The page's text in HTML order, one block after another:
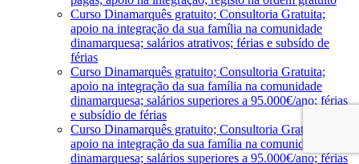
Curso Dinamarquês gratuito; Consultoria Gratuita;
apoio na integração da sua família na comunidade
dinamarquesa; salários atrativos; férias e subsído de
férias
Curso Dinamarquês gratuito; Consultoria Gratuita;
apoio na integração da sua família na comunidade
dinamarquesa; salários superiores a 95.000€/ano; férias
e subsídio de férias
Curso Dinamarquês gratuito; Consultoria Gratuita;
apoio na integração da sua família na comunidade
dinamarquesa; salários superiores a 95.000€/ano; férias